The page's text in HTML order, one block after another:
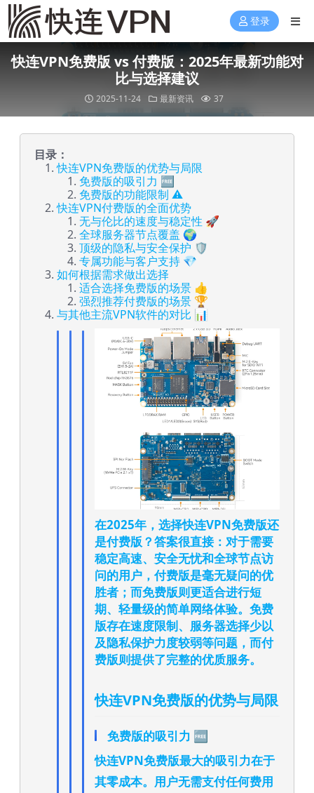
登录
快连VPN免费版 vs 付费版：2025年最新功能对
比与选择建议
2025-11-24 最新资讯 37
目录：
快连VPN免费版的优势与局限
免费版的吸引力 🆓
免费版的功能限制 ⚠️
快连VPN付费版的全面优势
无与伦比的速度与稳定性 🚀
全球服务器节点覆盖 🌍
顶级的隐私与安全保护 🛡️
专属功能与客户支持 💎
如何根据需求做出选择
适合选择免费版的场景 👍
强烈推荐付费版的场景 🏆
与其他主流VPN软件的对比 📊
在2025年，选择快连VPN免费版还
是付费版？答案很直接：对于需要
稳定高速、安全无忧和全球节点访
问的用户，付费版是毫无疑问的优
胜者；而免费版则更适合进行短
期、轻量级的简单网络体验。免费
版存在速度限制、服务器选择少以
及隐私保护力度较弱等问题，而付
费版则提供了完整的优质服务。
快连VPN免费版的优势与局限
免费版的吸引力 🆓
快连VPN免费版最大的吸引力在于
其零成本。用户无需支付任何费用